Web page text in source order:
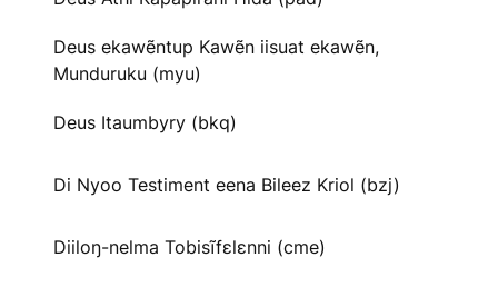
Deus ekawẽntup Kawẽn iisuat ekawẽn,
Munduruku (myu)
Deus Itaumbyry (bkq)
Di Nyoo Testiment eena Bileez Kriol (bzj)
Diiloŋ-nelma Tobisĩfɛlɛnni (cme)